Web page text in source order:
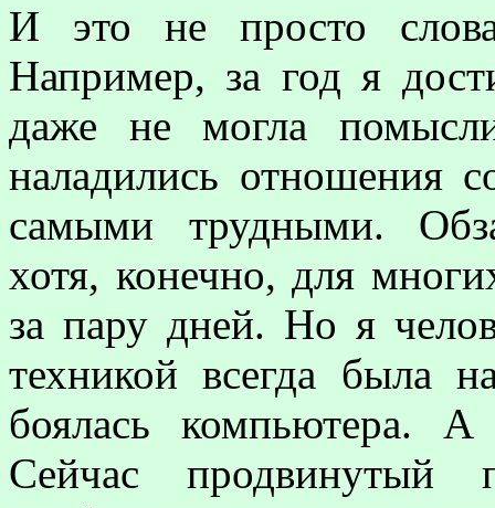
И это не просто
Например, за год я
даже не могла
наладились отношения
самыми трудными.
хотя, конечно, для
за пару дней. Но я
техникой всегда была
боялась компьютера.
Сейчас продвинутый